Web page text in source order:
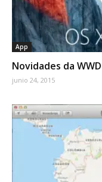
App
Novidades da
junio 24, 2015